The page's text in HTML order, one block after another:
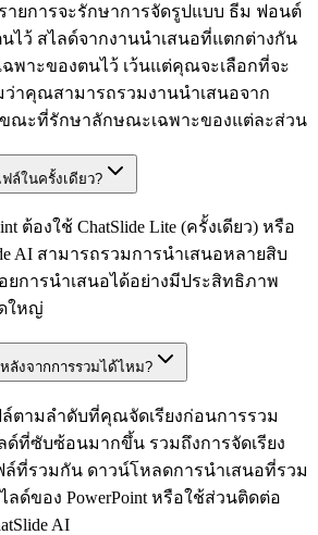
ายการจะรักษาการจัดรูปแบบ ธีม ฟอนต์
ไว้ สไลด์จากงานนำเสนอที่แตกต่างกัน
พาะของตนไว้ เว้นแต่คุณจะเลือกที่จะ
าคุณสามารถรวมงานนำเสนอจาก
ณะที่รักษาลักษณะเฉพาะของแต่ละส่วน
ล์ในครั้งเดียว?
ต้องใช้ ChatSlide Lite (ครั้งเดียว) หรือ
AI สามารถรวมการนำเสนอหลายสิบ
การนำเสนอได้อย่างมีประสิทธิภาพ
ใหญ่
ลังจากการรวมได้ไหม?
ตามลำดับที่คุณจัดเรียงก่อนการรวม
ด์ที่ซับซ้อนมากขึ้น รวมถึงการจัดเรียง
ล์ที่รวมกัน ดาวน์โหลดการนำเสนอที่รวม
ลด์ของ PowerPoint หรือใช้ส่วนติดต่อ
AI